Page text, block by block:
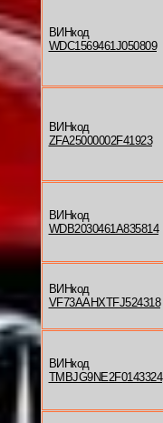
ВИНкод
WDC1569461J050809
ВИНкод
ZFA25000002F41923
ВИНкод
WDB2030461A835814
ВИНкод
VF73AAHXTFJ524318
ВИНкод
TMBJG9NE2F0143324